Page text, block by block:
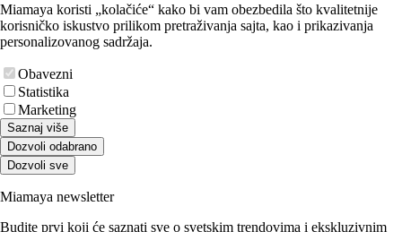
Miamaya koristi „kolačiće“ kako bi vam obezbedila što kvalitetnije
korisničko iskustvo prilikom pretraživanja sajta, kao i prikazivanja
personalizovanog sadržaja.
Obavezni
Statistika
Marketing
Saznaj više
Dozvoli odabrano
Dozvoli sve
Miamaya newsletter
Budite prvi koji će saznati sve o svetskim trendovima i ekskluzivnim